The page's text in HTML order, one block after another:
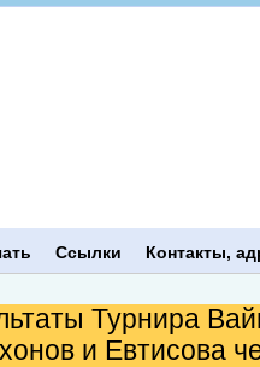
Ссылки Контакты,
Турнира
и Евтисова